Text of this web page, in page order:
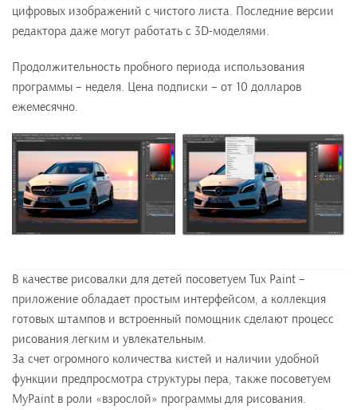
цифровых изображений с чистого листа. Последние версии
редактора даже могут работать с 3D-моделями.
Продолжительность пробного периода использования
программы – неделя. Цена подписки – от 10 долларов
ежемесячно.
В качестве рисовалки для детей посоветуем Tux Paint –
приложение обладает простым интерфейсом, а коллекция
готовых штампов и встроенный помощник сделают процесс
рисования легким и увлекательным.
За счет огромного количества кистей и наличии удобной
функции предпросмотра структуры пера, также посоветуем
MyPaint в роли «взрослой» программы для рисования.